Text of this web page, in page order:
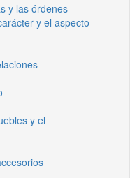
y las órdenes
y el aspecto
y el